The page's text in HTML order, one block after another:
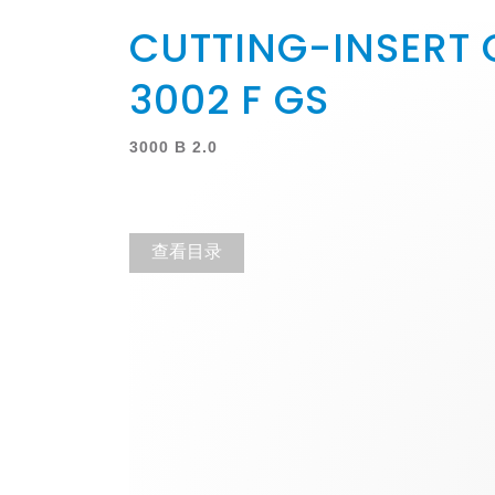
CUTTING-INSERT
3002 F GS
3000 B 2.0
查看目录